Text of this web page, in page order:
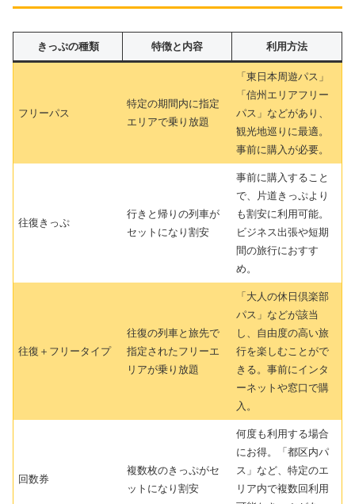
きっぷの種類 特徴と内容 利用方法
フリーパス
特定の期間内に指定
エリアで乗り放題
「東日本周遊パス」
「信州エリアフリー
パス」などがあり、
観光地巡りに最適。
事前に購入が必要。
往復きっぷ
行きと帰りの列車が
セットになり割安
事前に購入すること
で、片道きっぷより
も割安に利用可能。
ビジネス出張や短期
間の旅行におすす
め。
往復＋フリータイプ
往復の列車と旅先で
指定されたフリーエ
リアが乗り放題
「大人の休日倶楽部
パス」などが該当
し、自由度の高い旅
行を楽しむことがで
きる。事前にインタ
ーネットや窓口で購
入。
回数券
複数枚のきっぷがセ
ットになり割安
何度も利用する場合
にお得。「都区内パ
ス」など、特定のエ
リア内で複数回利用